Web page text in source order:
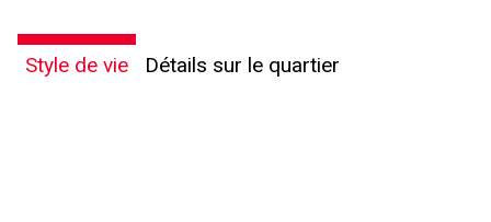
Style de vie Détails sur le quartier